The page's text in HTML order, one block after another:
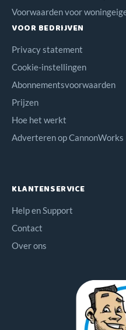
Voorwaarden voor
VOOR BEDRIJVEN
Privacy statement
Cookie-instellingen
Abonnementsvoorwaarden
Prijzen
Hoe het werkt
Adverteren op CannonWorks
KLANTENSERVICE
Help en Support
Contact
Over ons